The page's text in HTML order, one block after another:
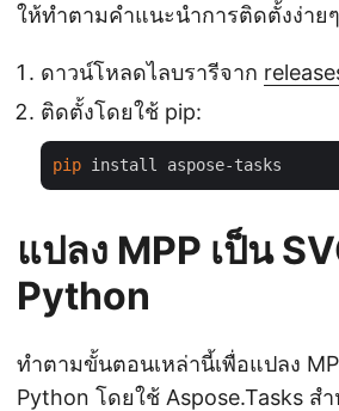
ให้ทำตามคำแนะนำการติดตั้งง่าย
ดาวน์โหลดไลบรารีจาก
ติดตั้งโดยใช้ pip:
pip
แปลง MPP เป็น
Python
ทำตามขั้นตอนเหล่านี้เพื่อแปลง
Python โดยใช้ Aspose.Tasks ส